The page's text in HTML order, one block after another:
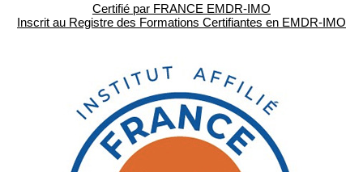
Certifié par FRANCE EMDR-IMO
Inscrit au Registre des Formations Certifiantes en EMDR-IMO